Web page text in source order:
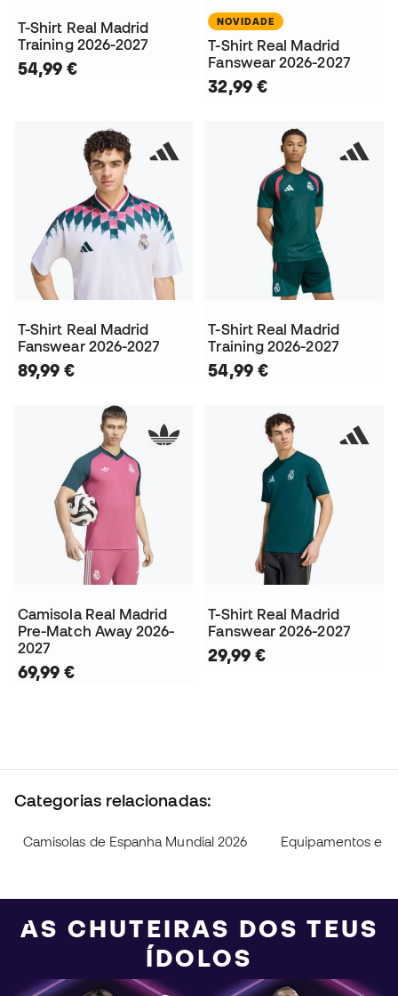
T-Shirt Real Madrid
Training 2026-2027
54,99 €
NOVIDADE
T-Shirt Real Madrid
Fanswear 2026-2027
32,99 €
T-Shirt Real Madrid
Fanswear 2026-2027
89,99 €
T-Shirt Real Madrid
Training 2026-2027
54,99 €
Camisola Real Madrid
Pre-Match Away 2026-
2027
69,99 €
T-Shirt Real Madrid
Fanswear 2026-2027
29,99 €
Categorias relacionadas:
Camisolas de Espanha Mundial 2026 Equipamentos e
AS CHUTEIRAS DOS TEUS
ÍDOLOS